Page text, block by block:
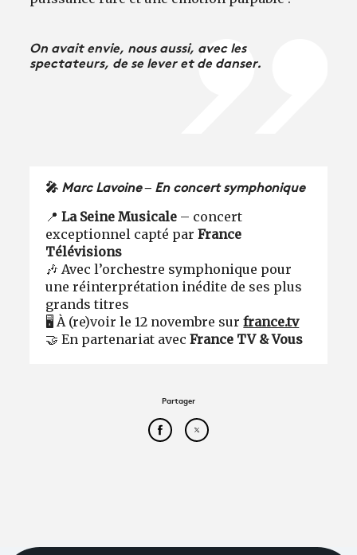
On avait envie, nous aussi, avec les
spectateurs, de se lever et de danser.
🎤 Marc Lavoine – En concert symphonique
📍La Seine Musicale – concert
exceptionnel capté parFrance
Télévisions
🎶 Avec l’orchestre symphonique pour
une réinterprétation inédite de ses plus
grands titres
🖥️ À (re)voir le 12 novembre surfrance.tv
🤝 En partenariat avecFrance TV & Vous
Partager
Partager cet article sur
Partager cet article sur